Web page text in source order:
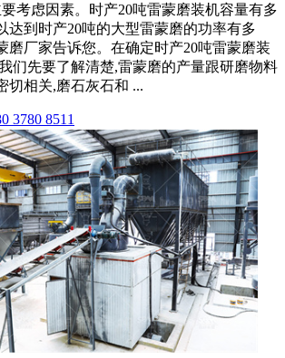
考虑因素。时产20吨雷蒙磨装机容量有多
达到时产20吨的大型雷蒙磨的功率有多
磨厂家告诉您。在确定时产20吨雷蒙磨装
们先要了解清楚,雷蒙磨的产量跟研磨物料
切相关,磨石灰石和 ...
3780 8511